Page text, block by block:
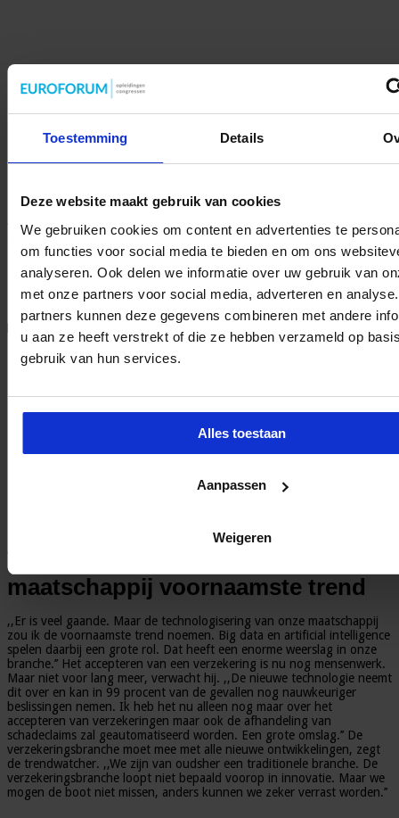
Toestemming Details
Deze website maakt gebruik van cookies
We gebruiken cookies om content en advertenties te
om functies voor social media te bieden en om ons
analyseren. Ook delen we informatie over uw gebruik van
met onze partners voor social media, adverteren en
partners kunnen deze gegevens combineren met andere
u aan ze heeft verstrekt of die ze hebben verzameld op
gebruik van hun services.
Alles toestaan
Aanpassen
Weigeren
Home
Klimaat & Energie
Finance & Control
Juridisch
Management
Bouw
Nieuwsbrief
Home
» Finance en Control
Het solidariteitsprincipe staat zwaar
onder druk
Het solidariteitsprincipe staat zwaar
onder druk
Robert Witteveen, trendwatcher en
strategisch marketeer bij Vivat Verzekeringen, laat – hoe
maatschappij voornaamste trend
,,Er is veel gaande. Maar de technologisering van onze maatschappij
zou ik de voornaamste trend noemen. Big data en artificial intelligence
spelen daarbij een grote rol. Dat heeft een enorme weerslag in onze
branche.’’ Het accepteren van een verzekering is nu nog mensenwerk.
Maar niet voor lang meer, verwacht hij. ,,De nieuwe technologie neemt
dit over en kan in 99 procent van de gevallen nog nauwkeuriger
beslissingen nemen. Ik heb het nu alleen nog maar over het
accepteren van verzekeringen maar ook de afhandeling van
schadeclaims zal geautomatiseerd worden. Een grote omslag.’’ De
verzekeringsbranche moet mee met alle nieuwe ontwikkelingen, zegt
de trendwatcher. ,,We zijn van oudsher een traditionele branche. De
verzekeringsbranche loopt niet bepaald voorop in innovatie. Maar we
mogen de boot niet missen, anders kunnen we zeker verrast worden.’’